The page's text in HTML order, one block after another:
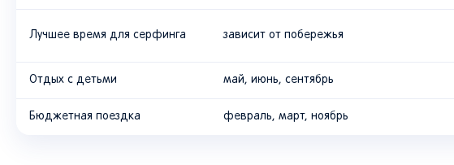
Лучшее время для серфинга зависит от побережья
Отдых с детьми май, июнь, сентябрь
Бюджетная поездка февраль, март, ноябрь